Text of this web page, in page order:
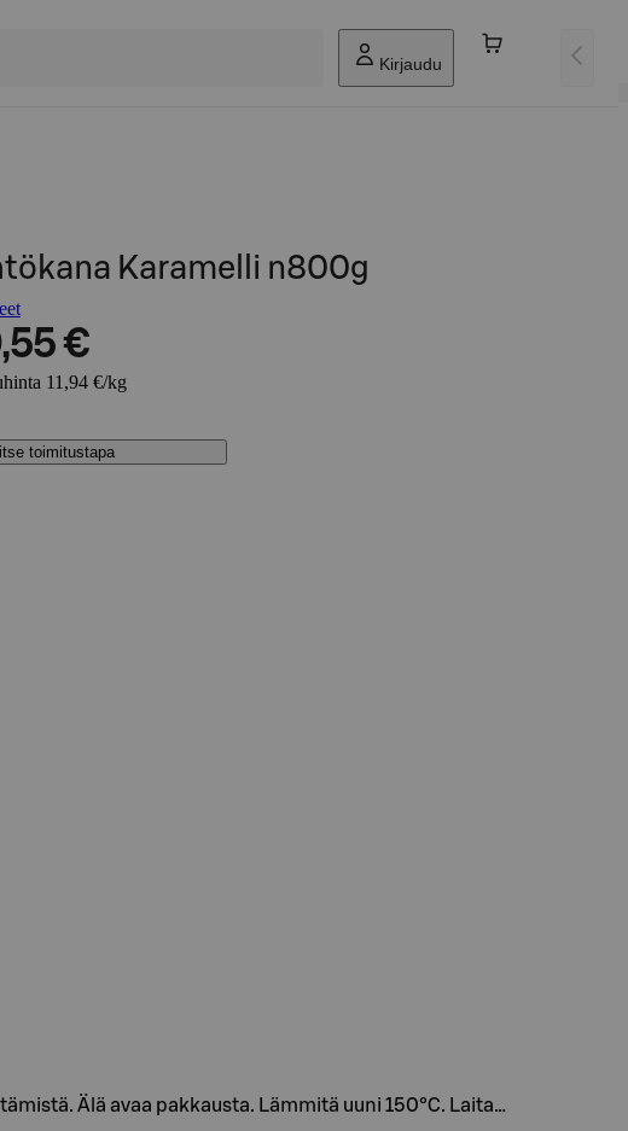
Kirjaudu
Karamelli n800g
€
11,94 €/kg
toimitustapa
Älä avaa pakkausta. Lämmitä uuni 150°C. Laita…